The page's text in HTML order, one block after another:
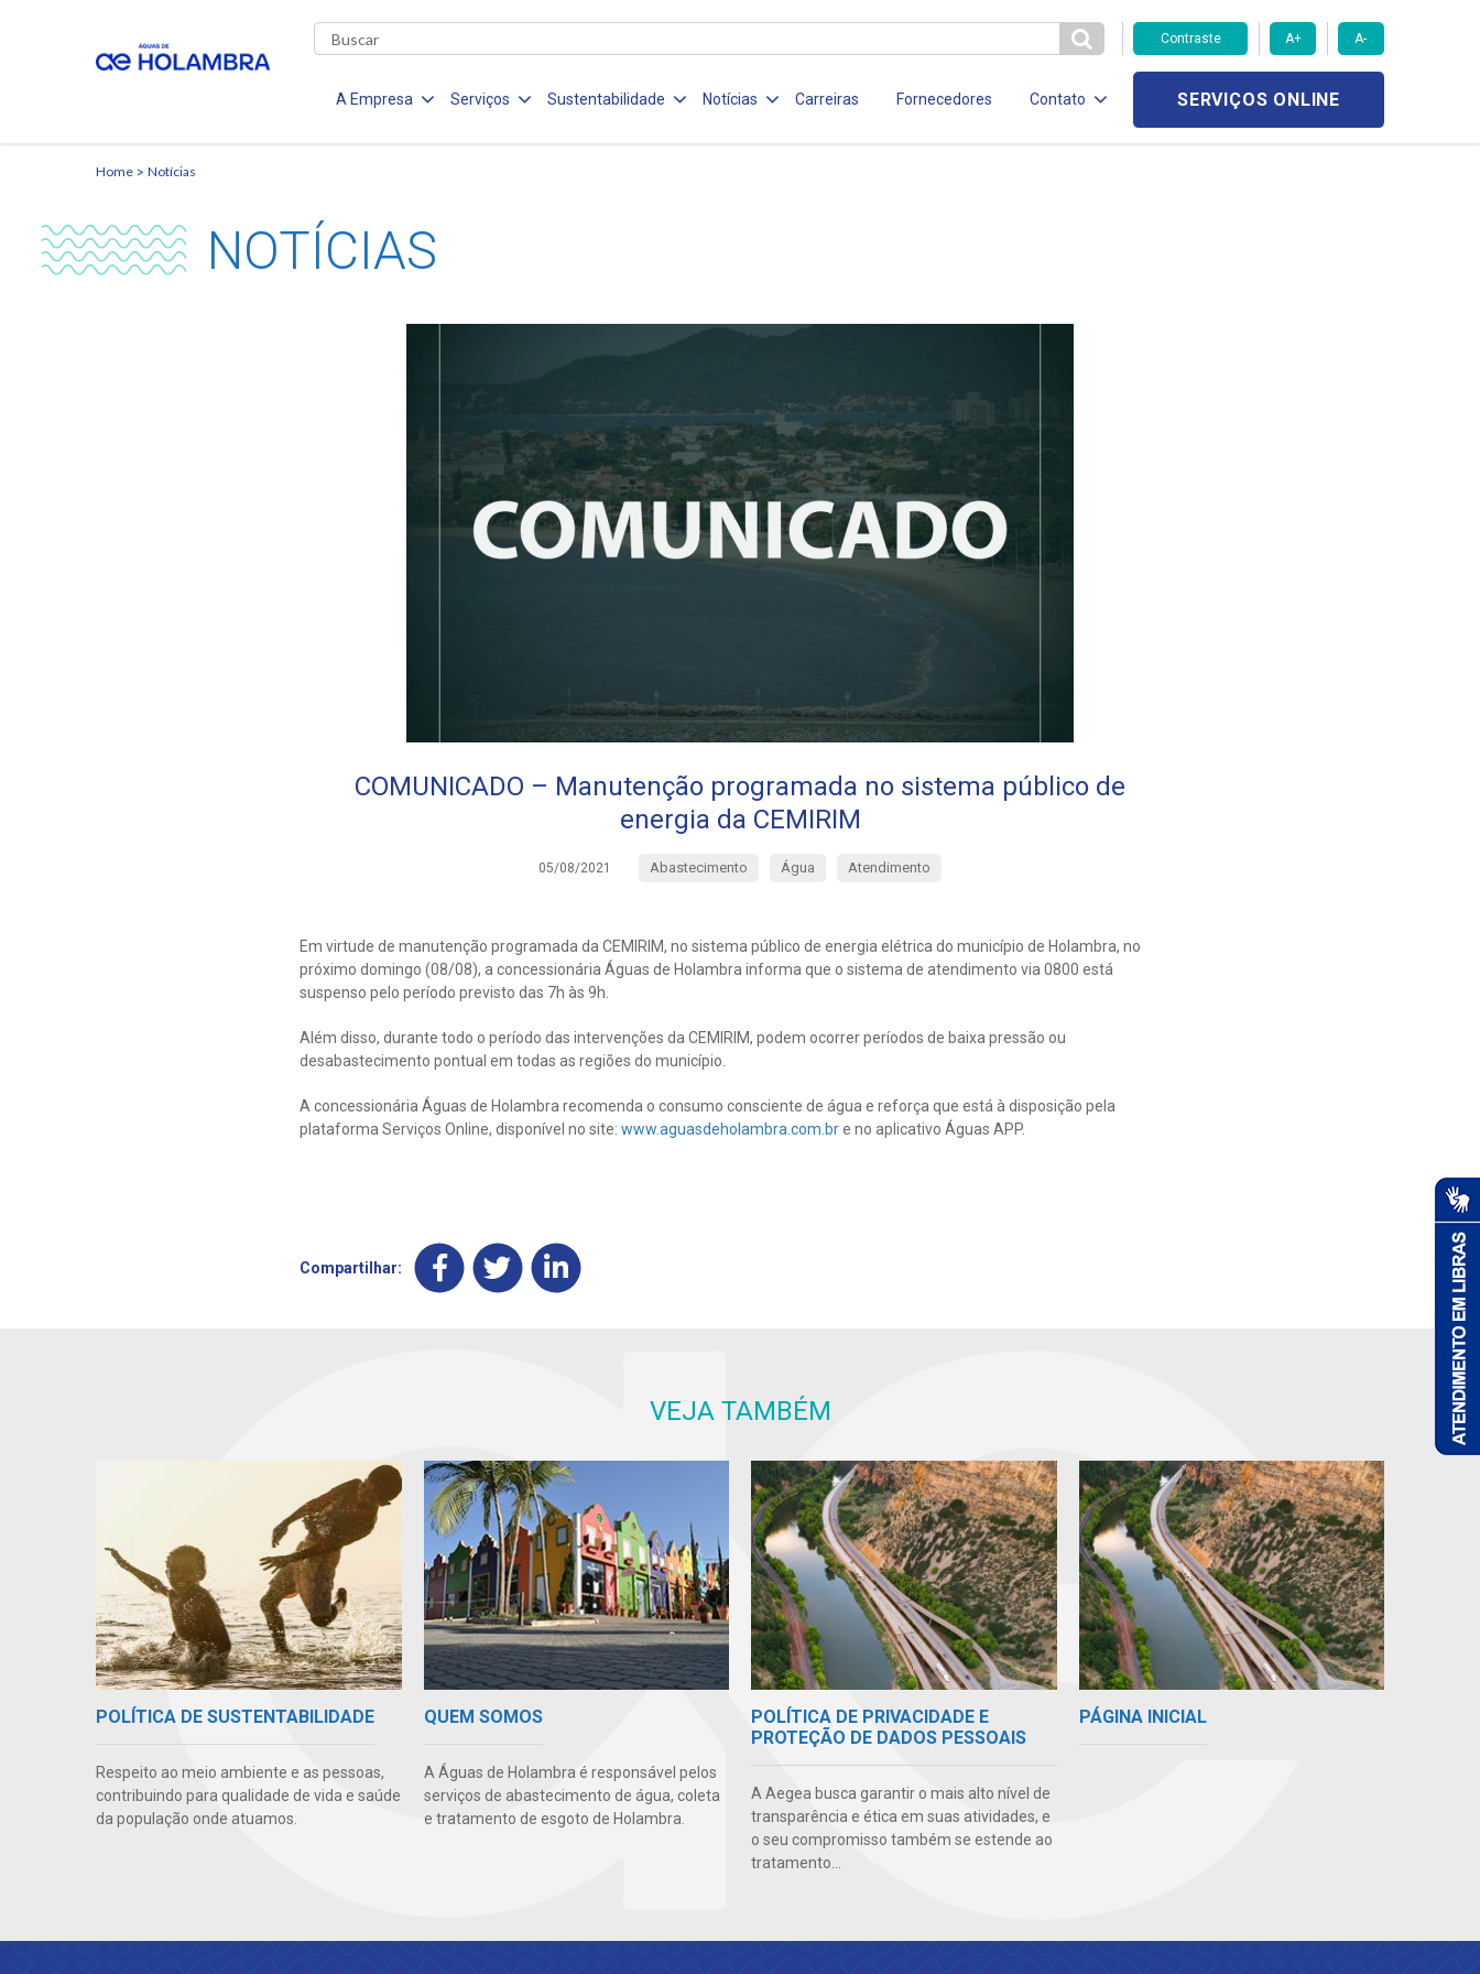
Contraste A+ A-
A Empresa Serviços Sustentabilidade Notícias Carreiras Fornecedores Contato SERVIÇOS ONLINE
Home Notícias
NOTÍCIAS
COMUNICADO – Manutenção programada no sistema público de
energia da CEMIRIM
05/08/2021 Abastecimento Água Atendimento
Em virtude de manutenção programada da CEMIRIM, no sistema público de energia elétrica do município de Holambra, no
próximo domingo (08/08), a concessionária Águas de Holambra informa que o sistema de atendimento via 0800 está
suspenso pelo período previsto das 7h às 9h.
Além disso, durante todo o período das intervenções da CEMIRIM, podem ocorrer períodos de baixa pressão ou
desabastecimento pontual em todas as regiões do município.
A concessionária Águas de Holambra recomenda o consumo consciente de água e reforça que está à disposição pela
plataforma Serviços Online, disponível no site: www.aguasdeholambra.com.bre no aplicativo Águas APP.
Compartilhar:
VEJA TAMBÉM
POLÍTICA DE SUSTENTABILIDADE
Respeito ao meio ambiente e as pessoas,
contribuindo para qualidade de vida e saúde
da população onde atuamos.
QUEM SOMOS
A Águas de Holambra é responsável pelos
serviços de abastecimento de água, coleta
e tratamento de esgoto de Holambra.
POLÍTICA DE PRIVACIDADE E
PROTEÇÃO DE DADOS PESSOAIS
A Aegea busca garantir o mais alto nível de
transparência e ética em suas atividades, e
o seu compromisso também se estende ao
tratamento...
PÁGINA INICIAL